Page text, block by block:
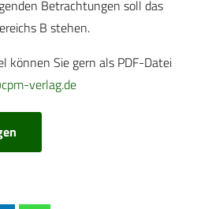
Betrachtungen soll das
B stehen.
können Sie gern als PDF-Datei
verlag.de